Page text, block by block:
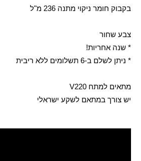
בקבוק חומר ניקוי מתנה 236 מ"ל
צבע שחור
* שנה אחריות!
* ניתן לשלם ב-6 תשלומים ללא ריבית
מתאים למתח 220
V
יש צורך במתאם לשקע ישראלי